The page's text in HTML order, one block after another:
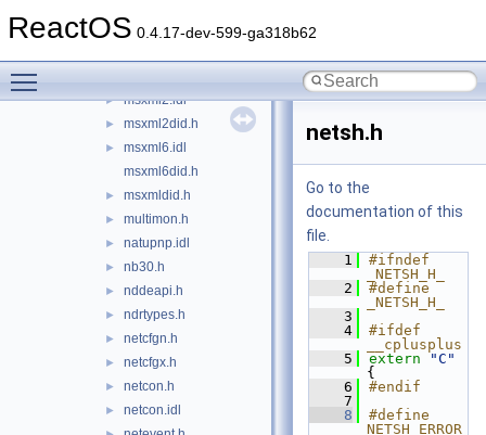
ReactOS 0.4.17-dev-599-ga318b62
► mswsock.h
► msxml2.idl
► msxml2did.h
►
msxml6.idl
msxml6did.h
► msxmldid.h
► multimon.h
► natupnp.idl
► nb30.h
► nddeapi.h
► ndrtypes.h
► netcfgn.h
► netcfgx.h
► netcon.h
► netcon.idl
netsh.h
Go to the
documentation of this
file.
    1
#ifndef
_NETSH_H_
    2
#define
_NETSH_H_
    3
    4
#ifdef
__cplusplus
    5
extern
"C"
{
    6
#endif
    7
    8
#define
NETSH_ERROR